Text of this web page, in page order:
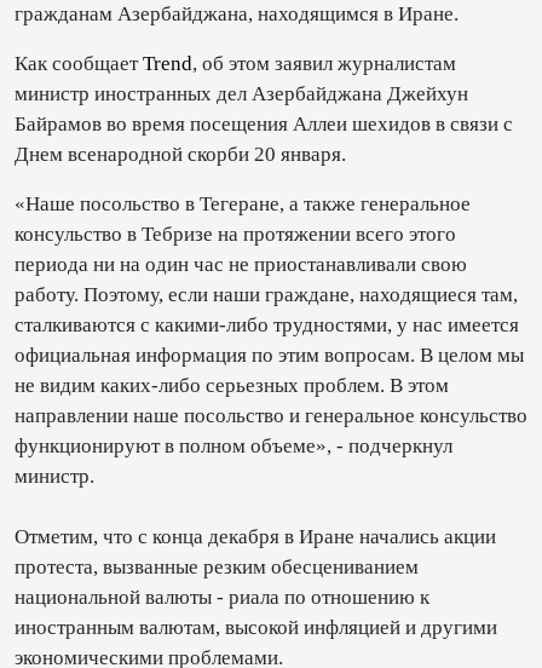
гражданам Азербайджана, находящимся в Иране.
Как сообщаетTrend, об этом заявил журналистам
министр иностранных дел Азербайджана Джейхун
Байрамов во время посещения Аллеи шехидов в связи с
Днем всенародной скорби 20 января.
«Наше посольство в Тегеране, а также генеральное
консульство в Тебризе на протяжении всего этого
периода ни на один час не приостанавливали свою
работу. Поэтому, если наши граждане, находящиеся там,
сталкиваются с какими-либо трудностями, у нас имеется
официальная информация по этим вопросам. В целом мы
не видим каких-либо серьезных проблем. В этом
направлении наше посольство и генеральное консульство
функционируют в полном объеме», - подчеркнул
министр.
Отметим, что с конца декабря в Иране начались акции
протеста, вызванные резким обесцениванием
национальной валюты - риала по отношению к
иностранным валютам, высокой инфляцией и другими
экономическими проблемами.